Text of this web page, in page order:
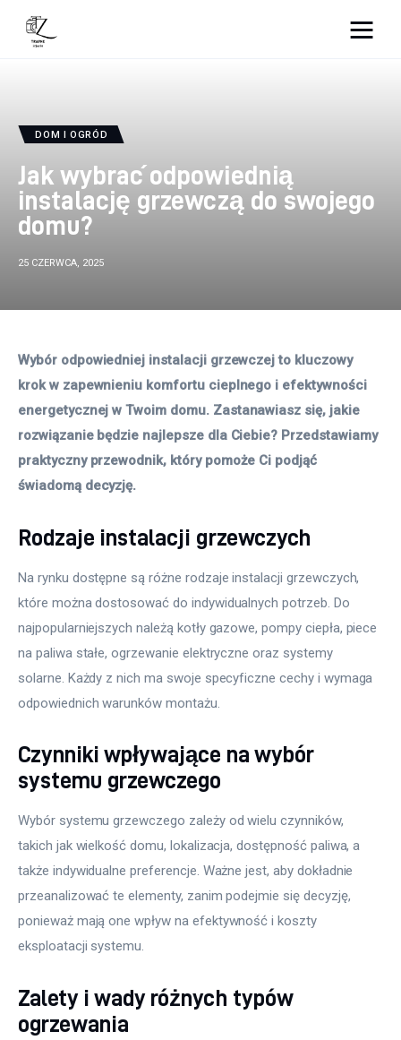
Zdrowie
Uroda
Dom i ogród
DOM I OGRÓD
Jak wybrać odpowiednią
instalację grzewczą do swojego
domu?
25 CZERWCA, 2025
Wybór odpowiedniej instalacji grzewczej to kluczowy
krok w zapewnieniu komfortu cieplnego i efektywności
energetycznej w Twoim domu. Zastanawiasz się, jakie
rozwiązanie będzie najlepsze dla Ciebie? Przedstawiamy
praktyczny przewodnik, który pomoże Ci podjąć
świadomą decyzję.
Rodzaje instalacji grzewczych
Na rynku dostępne są różne rodzaje instalacji grzewczych,
które można dostosować do indywidualnych potrzeb. Do
najpopularniejszych należą kotły gazowe, pompy ciepła, piece
na paliwa stałe, ogrzewanie elektryczne oraz systemy
solarne. Każdy z nich ma swoje specyficzne cechy i wymaga
odpowiednich warunków montażu.
Czynniki wpływające na wybór
systemu grzewczego
Wybór systemu grzewczego zależy od wielu czynników,
takich jak wielkość domu, lokalizacja, dostępność paliwa, a
także indywidualne preferencje. Ważne jest, aby dokładnie
przeanalizować te elementy, zanim podejmie się decyzję,
ponieważ mają one wpływ na efektywność i koszty
eksploatacji systemu.
Zalety i wady różnych typów
ogrzewania